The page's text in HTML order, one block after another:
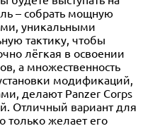
– собрать мощную
уникальными
тактику, чтобы
лёгкая в освоении
а множественность
модификаций,
делают Panzer Corps
Отличный вариант для
только желает его